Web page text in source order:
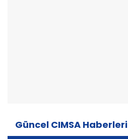
Güncel CIMSA Haberleri